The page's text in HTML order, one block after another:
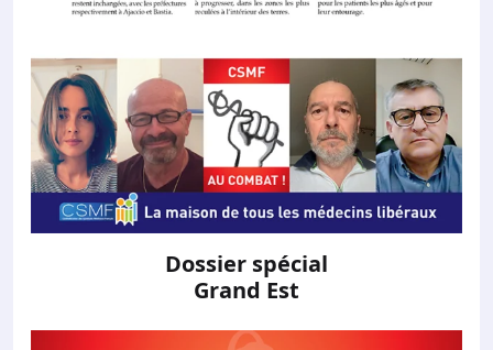
Dossier spécial
Grand Est